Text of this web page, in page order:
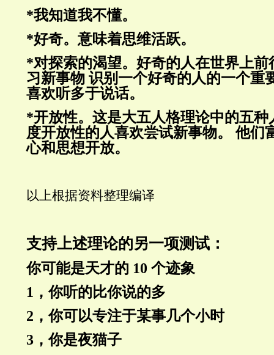
*我知道我不懂。
*好奇。意味着思维活跃。
*对探索的渴望。好奇的人在世界上
习新事物 识别一个好奇的人的一个重
喜欢听多于说话。
*开放性。这是大五人格理论中的五种
度开放性的人喜欢尝试新事物。
他们
心和思想开放。
以上根据资料整理编译
支持上述理论的另一项测试：
你可能是天才的 10 个迹象
1，你听的比你说的多
2，你可以专注于某事几个小时
3，你是夜猫子